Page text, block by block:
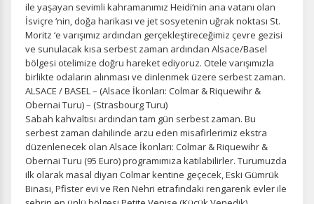
ÇEREZ KULLANIM AYARLARINIZ
Çerez tercihlerinizibelirleyin.
Daha fazla bilgi içinKVKK bilgilendirmemizi,çerez kullanım
gizlilik koşullarınıinceleyebilirsiniz.
Zorunlu Çerezler HER ZAMAN AKTIF
Oturum yönetimi, güvenlik ve temel site işlevleri için
ile yaşayan sevimli kahramanımız Heidi‘nin ana vatanı olan
İsviçre ‘nin, doğa harikası ve jet sosyetenin uğrak noktası St.
Moritz ‘e varışımız ardından gerçekleştireceğimiz çevre gezisi
ve sunulacak kısa serbest zaman ardından Alsace/Basel
bölgesi otelimize doğru hareket ediyoruz. Otele varışımızla
birlikte odaların alınması ve dinlenmek üzere serbest zaman.
ALSACE / BASEL – (Alsace İkonları: Colmar & Riquewihr &
Obernai Turu) – (Strasbourg Turu)
Sabah kahvaltısı ardından tam gün serbest zaman. Bu
serbest zaman dahilinde arzu eden misafirlerimiz ekstra
düzenlenecek olan Alsace İkonları: Colmar & Riquewihr &
Obernai Turu (95 Euro) programımıza katılabilirler. Turumuzda
ilk olarak masal diyarı Colmar kentine geçecek, Eski Gümrük
Binası, Pfister evi ve Ren Nehri etrafındaki rengarenk evler ile